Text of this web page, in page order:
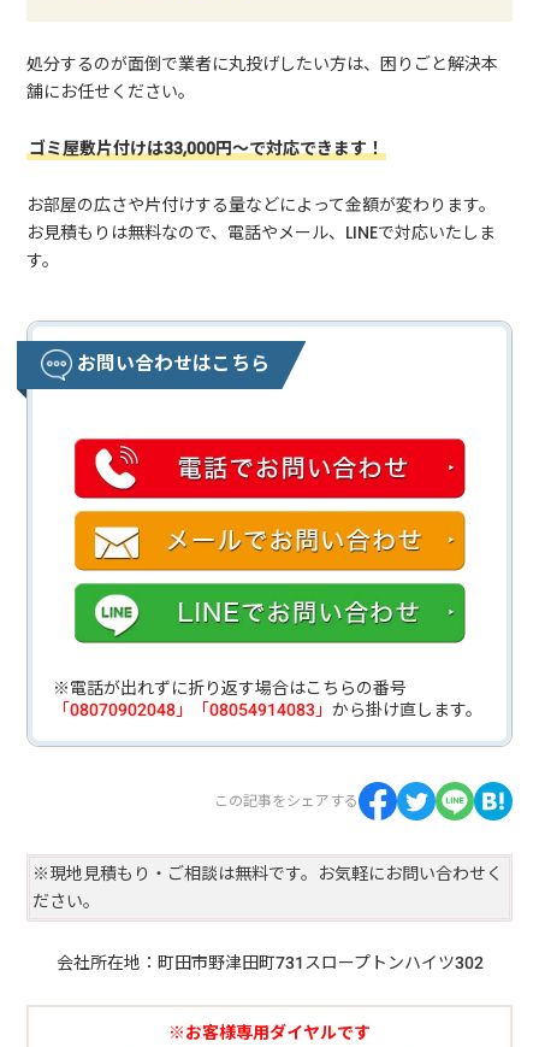
処分するのが面倒で業者に丸投げしたい方は、困りごと解決本
舗にお任せください。
ゴミ屋敷片付けは33,000円～で対応できます！
お部屋の広さや片付けする量などによって金額が変わります。
お見積もりは無料なので、電話やメール、LINEで対応いたしま
す。
お問い合わせはこちら
※電話が出れずに折り返す場合はこちらの番号
「08070902048」「08054914083」から掛け直します。
この記事をシェアする
※現地見積もり・ご相談は無料です。お気軽にお問い合わせく
ださい。
会社所在地：町田市野津田町731スロープトンハイツ302
※お客様専用ダイヤルです